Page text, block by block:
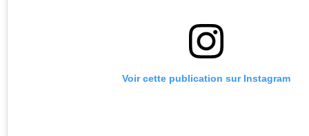
Voir cette publication sur Instagram